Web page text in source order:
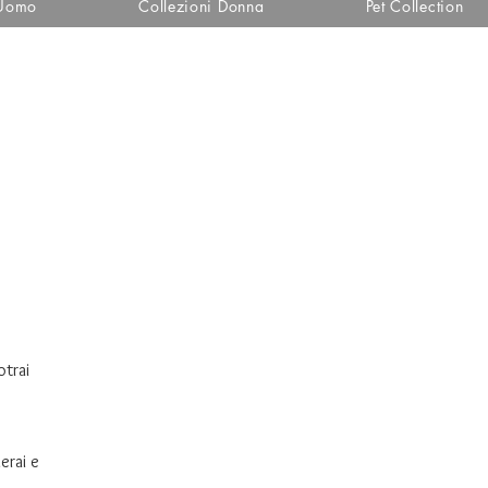
Collezioni Donna Pet Collection
e